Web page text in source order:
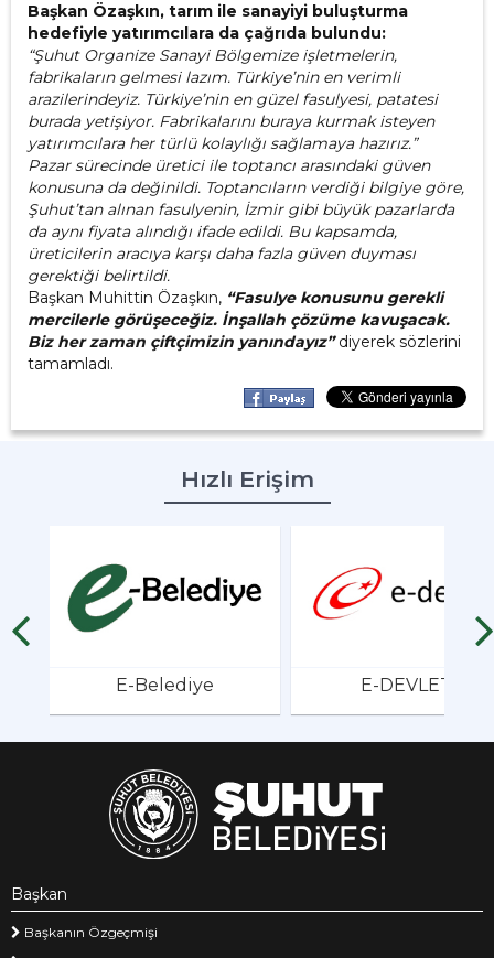
Başkan Özaşkın, tarım ile sanayiyi buluşturma
hedefiyle yatırımcılara da çağrıda bulundu:
“Şuhut Organize Sanayi Bölgemize işletmelerin,
fabrikaların gelmesi lazım. Türkiye’nin en verimli
arazilerindeyiz. Türkiye’nin en güzel fasulyesi, patatesi
burada yetişiyor. Fabrikalarını buraya kurmak isteyen
yatırımcılara her türlü kolaylığı sağlamaya hazırız.”
Pazar sürecinde üretici ile toptancı arasındaki güven
konusuna da değinildi. Toptancıların verdiği bilgiye göre,
Şuhut’tan alınan fasulyenin, İzmir gibi büyük pazarlarda
da aynı fiyata alındığı ifade edildi. Bu kapsamda,
üreticilerin aracıya karşı daha fazla güven duyması
gerektiği belirtildi.
Başkan Muhittin Özaşkın, “Fasulye konusunu gerekli
mercilerle görüşeceğiz. İnşallah çözüme kavuşacak.
Biz her zaman çiftçimizin yanındayız”diyerek sözlerini
tamamladı.
Hızlı Erişim
E-Belediye E-DEVLET
Başkan
Başkanın Özgeçmişi